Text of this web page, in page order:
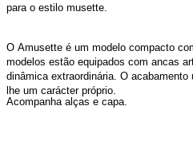
para o estilo musette.
O Amusette é um modelo compacto
modelos estão equipados com ancas
dinâmica extraordinária. O
lhe um carácter próprio.
Acompanha alças e capa.